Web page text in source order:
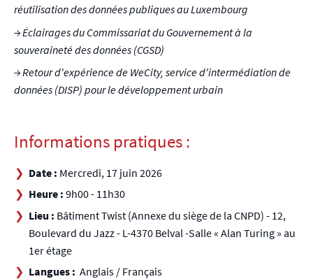
réutilisation des données publiques au Luxembourg
→ Éclairages du Commissariat du Gouvernement à la
souveraineté des données (CGSD)
→ Retour d'expérience de WeCity, service d'intermédiation de
données (DISP) pour le développement urbain
Informations pratiques :
Date : Mercredi, 17 juin 2026
Heure :9h00 - 11h30
Lieu : Bâtiment Twist (Annexe du siège de la CNPD) - 12,
Boulevard du Jazz - L-4370 Belval -Salle « Alan Turing » au
1er étage
Langues : Anglais / Français